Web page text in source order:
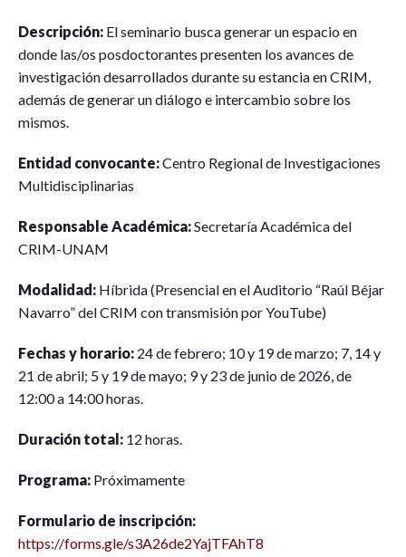
Descripción: El seminario busca generar un espacio en
donde las/os posdoctorantes presenten los avances de
investigación desarrollados durante su estancia en CRIM,
además de generar un diálogo e intercambio sobre los
mismos.
Entidad convocante:Centro Regional de Investigaciones
Multidisciplinarias
Responsable Académica:Secretaría Académica del
CRIM-UNAM
Modalidad: Híbrida (Presencial en el Auditorio “Raúl Béjar
Navarro” del CRIM con transmisión por YouTube)
Fechas y horario: 24 de febrero; 10 y 19 de marzo; 7, 14 y
21 de abril; 5 y 19 de mayo; 9 y 23 de junio de 2026, de
12:00 a 14:00 horas.
Duración total: 12 horas.
Programa: Próximamente
Formulario de inscripción:
https://forms.gle/s3A26de2YajTFAhT8